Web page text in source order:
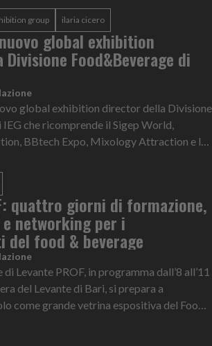
group ilaria cicero
global exhibition
Food&Beverage di
global exhibition director della Divisione
che ricomprende il Sigep World,
BBtech Expo, Mixology Attraction e le
quattro giorni di formazione,
networking per i
food & beverage
Levante PROF, in programma dall’8 all’11
del Levante di Bari, si prepara a
come grande vetrina espositiva del Food